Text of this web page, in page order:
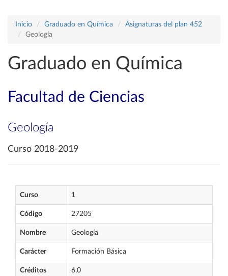
Inicio Graduado en Química
Asignaturas del plan 452
Geología
Graduado en Química
Facultad de Ciencias
Geología
Curso 2018-2019
Curso 1
Código 27205
Nombre Geología
Carácter Formación Básica
Créditos 6,0